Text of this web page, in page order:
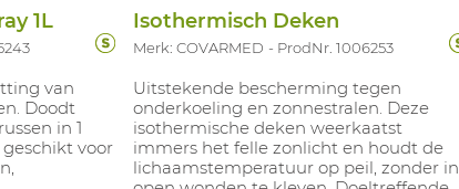
1L
van
Doodt
in 1
voor
Isothermisch Deken
Merk: COVARMED ProdNr. 1006253
Uitstekende bescherming tegen
onderkoeling en zonnestralen. Deze
isothermische deken weerkaatst
immers het felle zonlicht en houdt de
lichaamstemperatuur op peil, zonder in